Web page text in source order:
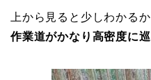
上から見ると少しわかるか
作業道がかなり高密度に